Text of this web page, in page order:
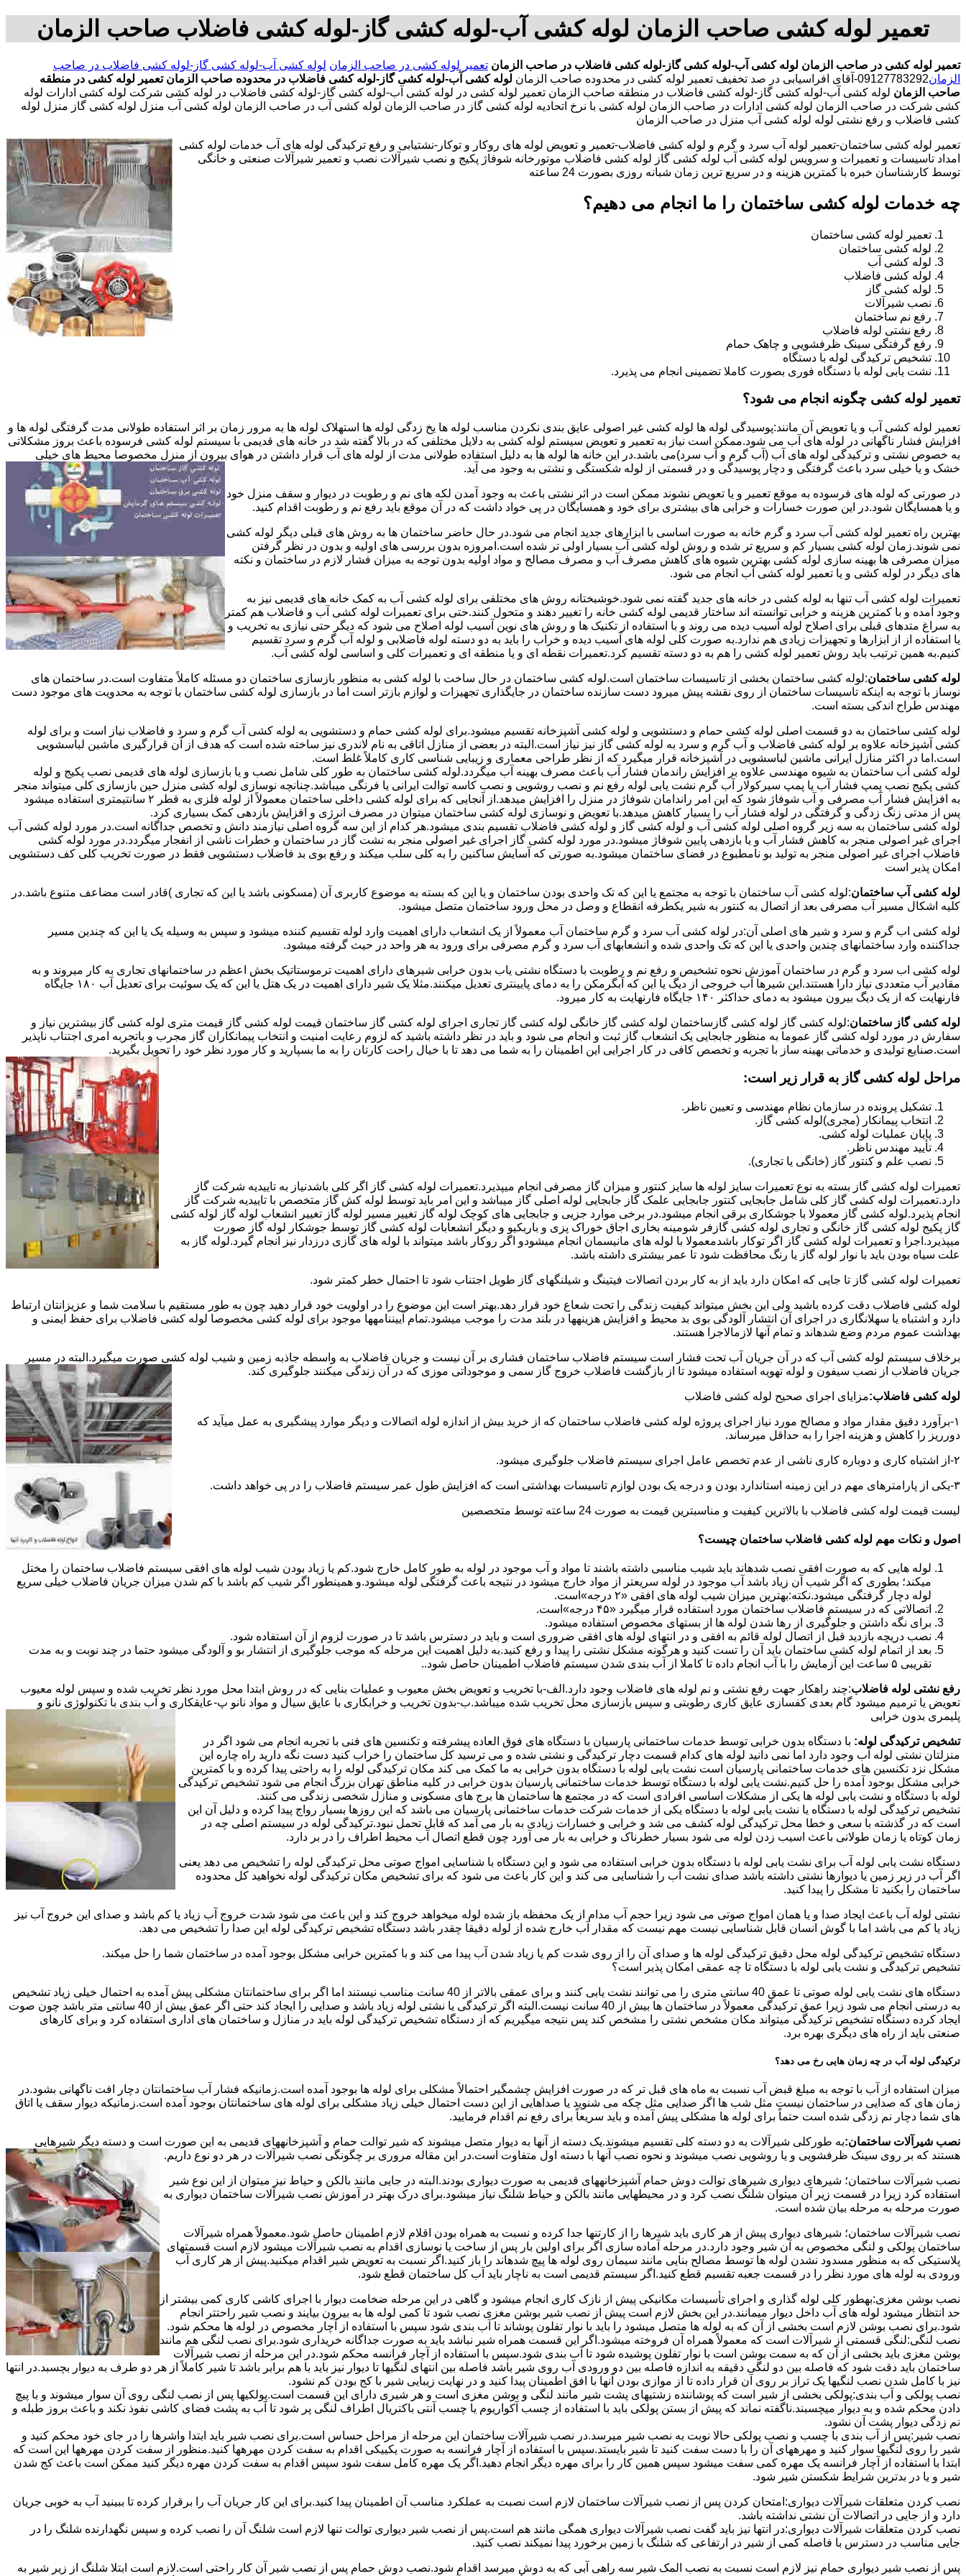
تعمیر لوله کشی صاحب الزمان لوله کشی آب-لوله کشی گاز-لوله کشی فاضلاب صاحب الزمان
تعمیر لوله کشی در صاحب الزمان لوله کشی آب-لوله کشی گاز-لوله کشی فاضلاب در صاحب الزمان تعمیر لوله کشی در صاحب الزمان لوله کشی آب-لوله کشی گاز-لوله کشی فاضلاب در صاحب
الزمان09127783292-آقای افراسیابی در صد تخفیف تعمیر لوله کشی در محدوده صاحب الزمان لوله کشی آب-لوله کشی گاز-لوله کشی فاضلاب در محدوده صاحب الزمان تعمیر لوله کشی در منطقه
صاحب الزمان لوله کشی آب-لوله کشی گاز-لوله کشی فاضلاب در منطقه صاحب الزمان تعمیر لوله کشی در لوله کشی آب-لوله کشی گاز-لوله کشی فاضلاب در لوله کشی شرکت لوله کشی ادارات لوله
کشی شرکت در صاحب الزمان لوله کشی ادارات در صاحب الزمان لوله کشی با نرخ اتحادیه لوله کشی گاز در صاحب الزمان لوله کشی آب در صاحب الزمان لوله کشی آب منزل لوله کشی گاز منزل لوله
کشی فاضلاب و رفع نشتی لوله لوله کشی آب منزل در صاحب الزمان
تعمیر لوله کشی ساختمان-تعمیر لوله آب سرد و گرم و لوله کشی فاضلاب-تعمیر و تعویض لوله های روکار و توکار-نشتیابی و رفع ترکیدگی لوله های آب خدمات لوله کشی
امداد تاسیسات و تعمیرات و سرویس لوله کشی آب لوله کشی گاز لوله کشی فاضلاب موتورخانه شوفاژ پکیج و نصب شیرآلات نصب و تعمیر شیرآلات صنعتی و خانگی
توسط کارشناسان خبره با کمترین هزینه و در سریع ترین زمان شبانه روزی بصورت 24 ساعته
چه خدمات لوله کشی ساختمان را ما انجام می دهیم؟
تعمیر لوله کشی ساختمان
لوله کشی ساختمان
لوله کشی آب
لوله کشی فاضلاب
لوله کشی گاز
نصب شیرآلات
رفع نم ساختمان
رفع نشتی لوله فاضلاب
رفع گرفتگی سینک ظرفشویی و چاهک حمام
تشخیص ترکیدگی لوله با دستگاه
نشت یابی لوله با دستگاه فوری بصورت کاملا تضمینی انجام می پذیرد.
تعمیر لوله کشی چگونه انجام می شود؟
تعمیر لوله کشی آب و یا تعویض آن مانند:پوسیدگی لوله ها لوله کشی غیر اصولی عایق بندی نکردن مناسب لوله ها یخ زدگی لوله ها استهلاک لوله ها به مرور زمان بر اثر استفاده طولانی مدت گرفتگی لوله ها و
افزایش فشار ناگهانی در لوله های آب می شود.ممکن است نیاز به تعمیر و تعویض سیستم لوله کشی به دلایل مختلفی که در بالا گفته شد در خانه های قدیمی با سیستم لوله کشی فرسوده باعث بروز مشکلاتی
به خصوص نشتی و ترکیدگی لوله های آب (آب گرم و آب سرد)می باشد.در این خانه ها لوله ها به دلیل استفاده طولانی مدت از لوله های آب قرار داشتن در هوای بیرون از منزل مخصوصا محیط های خیلی
خشک و یا خیلی سرد باعث گرفتگی و دچار پوسیدگی و در قسمتی از لوله شکستگی و نشتی به وجود می آید.
در صورتی که لوله های فرسوده به موقع تعمیر و یا تعویض نشوند ممکن است در اثر نشتی باعث به وجود آمدن لکه های نم و رطوبت در دیوار و سقف منزل خود
و یا همسایگان شود.در این صورت خسارات و خرابی های بیشتری برای خود و همسایگان در پی خواد داشت که در آن موقع باید رفع نم و رطوبت اقدام کنید.
بهترین راه تعمیر لوله کشی آب سرد و گرم خانه به صورت اساسی با ابزارهای جدید انجام می شود.در حال حاضر ساختمان ها به روش های قبلی دیگر لوله کشی
نمی شوند.زمان لوله کشی بسیار کم و سریع تر شده و روش لوله کشی آب بسیار اولی تر شده است.امروزه بدون بررسی های اولیه و بدون در نظر گرفتن
میزان مصرفی ها بهینه سازی لوله کشی بهترین شیوه های کاهش مصرف آب و مصرف مصالح و مواد اولیه بدون توجه به میزان فشار لازم در ساختمان و نکته
های دیگر در لوله کشی و یا تعمیر لوله کشی آب انجام می شود.
تعمیرات لوله کشی آب تنها به لوله کشی در خانه های جدید گفته نمی شود.خوشبختانه روش های مختلفی برای لوله کشی آب به کمک خانه های قدیمی نیز به
وجود آمده و با کمترین هزینه و خرابی توانسته اند ساختار قدیمی لوله کشی خانه را تغییر دهند و متحول کنند.حتی برای تعمیرات لوله کشی آب و فاضلاب هم کمتر
به سراغ متدهای قبلی برای اصلاح لوله آسیب دیده می روند و با استفاده از تکنیک ها و روش های نوین آسیب لوله اصلاح می شود که دیگر حتی نیازی به تخریب و
یا استفاده از از ابزارها و تجهیزات زیادی هم ندارد.به صورت کلی لوله های آسیب دیده و خراب را باید به دو دسته لوله فاضلابی و لوله آب گرم و سرد تقسیم
کنیم.به همین ترتیب باید روش تعمیر لوله کشی را هم به دو دسته تقسیم کرد.تعمیرات نقطه ای و یا منطقه ای و تعمیرات کلی و اساسی لوله کشی آب.
لوله کشی ساختمان:لوله کشی ساختمان بخشی از تاسیسات ساختمان است.لوله کشی ساختمان در حال ساخت با لوله کشی به منظور بازسازی ساختمان دو مسئله کاملاً متفاوت است.در ساختمان های
نوساز با توجه به اینکه تاسیسات ساختمان از روی نقشه پیش میرود دست سازنده ساختمان در جایگذاری تجهیزات و لوازم بازتر است اما در بازسازی لوله کشی ساختمان با توجه به محدویت های موجود دست
مهندس طراح اندکی بسته است.
لوله کشی ساختمان به دو قسمت اصلی لوله کشی حمام و دستشویی و لوله کشی آشپزخانه تقسیم میشود.برای لوله کشی حمام و دستشویی به لوله کشی آب گرم و سرد و فاضلاب نیاز است و برای لوله
کشی آشپزخانه علاوه بر لوله کشی فاضلاب و آب گرم و سرد به لوله کشی گاز نیز نیاز است.البته در بعضی از منازل اتاقی به نام لاندری نیز ساخته شده است که هدف از آن قرارگیری ماشین لباسشویی
است.اما در اکثر منازل ایرانی ماشین لباسشویی در آشپزخانه قرار میگیرد که از نظر طراحی معماری و زیبایی شناسی کاری کاملاً غلط است.
لوله کشی آب ساختمان به شیوه مهندسی علاوه بر افزایش راندمان فشار آب باعث مصرف بهینه آب میگردد.لوله کشی ساختمان به طور کلی شامل نصب و یا بازسازی لوله های قدیمی نصب پکیج و لوله
کشی پکیج نصب پمپ فشار آب یا پمپ سیرکولار آب گرم نشت یابی لوله رفع نم و نصب روشویی و نصب کاسه توالت ایرانی یا فرنگی میباشد.چنانچه نوسازی لوله کشی منزل حین بازسازی کلی میتواند منجر
به افزایش فشار آب مصرفی و آب شوفاژ شود که این امر راندامان شوفاژ در منزل را افزایش میدهد.از آنجایی که برای لوله کشی داخلی ساختمان معمولاً از لوله فلزی به قطر ۲ سانتیمتری استفاده میشود
پس از مدتی زنگ زدگی و گرفتگی در لوله فشار آب را بسیار کاهش میدهد.با تعویض و نوسازی لوله کشی ساختمان میتوان در مصرف انرژی و افزایش بازدهی کمک بسیاری کرد.
لوله کشی ساختمان به سه زیر گروه اصلی لوله کشی آب و لوله کشی گاز و لوله کشی فاضلاب تقسیم بندی میشود.هر کدام از این سه گروه اصلی نیازمند دانش و تخصص جداگانه است.در مورد لوله کشی آب
اجرای غیر اصولی منجر به کاهش فشار آب و یا بازدهی پایین شوفاژ میشود.در مورد لوله کشی گاز اجرای غیر اصولی منجر به نشت گاز در ساختمان و خطرات ناشی از انفجار میگردد.در مورد لوله کشی
فاضلاب اجرای غیر اصولی منجر به تولید بو نامطبوع در فضای ساختمان میشود.به صورتی که آسایش ساکنین را به کلی سلب میکند و رفع بوی بد فاضلاب دستشویی فقط در صورت تخریب کلی کف دستشویی
امکان پذیر است
لوله کشی آب ساختمان:لوله کشی آب ساختمان با توجه به مجتمع یا این که تک واحدی بودن ساختمان و یا این که بسته به موضوع کاربری آن (مسکونی باشد یا این که تجاری )قادر است مضاعف متنوع باشد.در
کلیه اشکال مسیر آب مصرفی بعد از اتصال به کنتور به شیر یکطرفه انقطاع و وصل در محل ورود ساختمان متصل میشود.
لوله کشی اب گرم و سرد و شیر های اصلی آن:در لوله کشی آب سرد و گرم ساختمان آب معمولاً از یک انشعاب دارای اهمیت وارد لوله تقسیم کننده میشود و سپس به وسیله یک یا این که چندین مسیر
جداکننده وارد ساختمانهای چندین واحدی یا این که تک واحدی شده و انشعابهای آب سرد و گرم مصرفی برای ورود به هر واحد در حیث گرفته میشود.
لوله کشی اب سرد و گرم در ساختمان آموزش نحوه تشخیص و رفع نم و رطوبت با دستگاه نشتی یاب بدون خرابی شیرهای دارای اهمیت ترموستاتیک بخش اعظم در ساختمانهای تجاری به کار میروند و به
مقادیر آب متعددی نیاز دارا هستند.این شیرها آب خروجی از دیگ یا این که آبگرمکن را به دمای پایینتری تعدیل میکنند.مثلا یک شیر دارای اهمیت در یک هتل یا این که یک سوئیت برای تعدیل آب ۱۸۰ جایگاه
فارنهایت که از یک دیگ بیرون میشود به دمای حداکثر ۱۴۰ جایگاه فارنهایت به کار میرود.
لوله کشی گاز ساختمان:لوله کشی گاز لوله کشی گازساختمان لوله کشی گاز خانگی لوله کشی گاز تجاری اجرای لوله کشی گاز ساختمان قیمت لوله کشی گاز قیمت متری لوله کشی گاز بیشترین نیاز و
سفارش در مورد لوله کشی گاز عموما به منظور جابجایی یک انشعاب گاز ثبت و انجام می شود و باید در نظر داشته باشید که لزوم رعایت امنیت و انتخاب پیمانکاران گاز مجرب و باتجربه امری اجتناب ناپذیر
است.صنایع تولیدی و خدماتی بهینه ساز با تجربه و تخصص کافی در کار اجرایی این اطمینان را به شما می دهد تا با خیال راحت کارتان را به ما بسپارید و کار مورد نظر خود را تحویل بگیرید.
مراحل لوله کشی گاز به قرار زیر است:
تشکیل پرونده در سازمان نظام مهندسی و تعیین ناظر.
انتخاب پیمانکار (مجری)لوله کشی گاز.
پایان عملیات لوله کشی.
تأیید مهندس ناظر.
نصب علم و کنتور گاز (خانگی یا تجاری).
تعمیرات لوله کشی گاز بسته به نوع تعمیرات سایز لوله ها سایز کنتور و میزان گاز مصرفی انجام میپذیرد.تعمیرات لوله کشی گاز اگر کلی باشدنیاز به تاییدیه شرکت گاز
دارد.تعمیرات لوله کشی گاز کلی شامل جابجایی کنتور جابجایی علمک گاز جابجایی لوله اصلی گاز میباشد و این امر باید توسط لوله کش گاز متخصص با تاییدیه شرکت گاز
انجام پذیرد.لوله کشی گاز معمولا با جوشکاری برقی انجام میشود.در برخی موارد جزیی و جابجایی های کوچک لوله گاز تغییر مسیر لوله گاز تغییر انشعاب لوله گاز لوله کشی
گاز پکیج لوله کشی گاز خانگی و تجاری لوله کشی گازفر شومینه بخاری اجاق خوراک پزی و باربکیو و دیگر انشعابات لوله کشی گاز توسط جوشکار لوله گاز صورت
میپذیرد.اجرا و تعمیرات لوله کشی گاز اگر توکار باشدمعمولا با لوله های مانیسمان انجام میشودو اگر روکار باشد میتواند با لوله های گازی درزدار نیز انجام گیرد.لوله گاز به
علت سیاه بودن باید با نوار لوله گاز یا رنگ محافظت شود تا عمر بیشتری داشته باشد.
تعمیرات لوله کشی گاز تا جایی که امکان دارد باید از به کار بردن اتصالات فیتینگ و شیلنگهای گاز طویل اجتناب شود تا احتمال خطر کمتر شود.
لوله کشی فاضلاب دقت کرده باشید ولی این بخش میتواند کیفیت زندگی را تحت شعاع خود قرار دهد.بهتر است این موضوع را در اولویت خود قرار دهید چون به طور مستقیم با سلامت شما و عزیزانتان ارتباط
دارد و اشتباه یا سهلانگاری در اجرای آن انتشار آلودگی بوی بد محیط و افزایش هزینهها در بلند مدت را موجب میشود.تمام آییننامهها موجود برای لوله کشی مخصوصا لوله کشی فاضلاب برای حفظ ایمنی و
بهداشت عموم مردم وضع شدهاند و تمام آنها لازمالاجرا هستند.
برخلاف سیستم لوله کشی آب که در آن جریان آب تحت فشار است سیستم فاضلاب ساختمان فشاری بر آن نیست و جریان فاضلاب به واسطه جاذبه زمین و شیب لوله کشی صورت میگیرد.البته در مسیر
جریان فاضلاب از نصب سیفون و لوله تهویه استفاده میشود تا از بازگشت فاضلاب خروج گاز سمی و موجوداتی موزی که در آن زندگی میکنند جلوگیری کند.
لوله کشی فاضلاب:مزایای اجرای صحیح لوله کشی فاضلاب
۱-برآورد دقیق مقدار مواد و مصالح مورد نیاز اجرای پروژه لوله کشی فاضلاب ساختمان که از خرید بیش از اندازه لوله اتصالات و دیگر موارد پیشگیری به عمل میآید که
دورریز را کاهش و هزینه اجرا را به حداقل میرساند.
۲-از اشتباه کاری و دوباره کاری ناشی از عدم تخصص عامل اجرای سیستم فاضلاب جلوگیری میشود.
۳-یکی از پارامترهای مهم در این زمینه استاندارد بودن و درجه یک بودن لوازم تاسیسات بهداشتی است که افزایش طول عمر سیستم فاضلاب را در پی خواهد داشت.
لیست قیمت لوله کشی فاضلاب با بالاترین کیفیت و مناسبترین قیمت به صورت 24 ساعته توسط متخصصین
اصول و نکات مهم لوله کشی فاضلاب ساختمان چیست؟
لوله هایی که به صورت افقی نصب شدهاند باید شیب مناسبی داشته باشند تا مواد و آب موجود در لوله به طور کامل خارج شود.کم یا زیاد بودن شیب لوله های افقی سیستم فاضلاب ساختمان را مختل
میکند؛ بطوری که اگر شیب آن زیاد باشد آب موجود در لوله سریعتر از مواد خارج میشود در نتیجه باعث گرفتگی لوله میشود.و همینطور اگر شیب کم باشد با کم شدن میزان جریان فاضلاب خیلی سریع
لوله دچار گرفتگی میشود.نکته:بهترین میزان شیب لوله های افقی «۲ درجه»است.
اتصالاتی که در سیستم فاضلاب ساختمان مورد استفاده قرار میگیرد «۴۵ درجه»است.
برای نگه داشتن و جلوگیری از رها شدن لوله ها از بستهای مخصوص استفاده میشود.
نصب دریچه بازدید قبل از اتصال لوله قائم به افقی و در انتهای لوله های افقی ضروری است و باید در دسترس باشد تا در صورت لزوم از آن استفاده شود.
بعد از اتمام لوله کشی ساختمان باید آن را تست کنید و هرگونه مشکل نشتی را پیدا و رفع کنید.به دلیل اهمیت این مرحله که موجب جلوگیری از انتشار بو و آلودگی میشود حتما در چند نوبت و به مدت
تقریبی ۵ ساعت این آزمایش را با آب انجام داده تا کاملا از آب بندی شدن سیستم فاضلاب اطمینان حاصل شود..
رفع نشتی لوله فاضلاب:چند راهکار جهت رفع نشتی و نم لوله های فاضلاب وجود دارد.الف-با تخریب و تعویض بخش معیوب و عملیات بنایی که در روش ابتدا محل مورد نظر تخریب شده و سپس لوله معیوب
تعویض یا ترمیم میشود گام بعدی کفسازی عایق کاری رطوبتی و سپس بازسازی محل تخریب شده میباشد.ب-بدون تخریب و خرابکاری با عایق سیال و مواد نانو پ-عایقکاری و آب بندی با تکنولوژی نانو و
پلیمری بدون خرابی
تشخیص ترکیدگی لوله: با دستگاه بدون خرابی توسط خدمات ساختمانی پارسیان با دستگاه های فوق العاده پیشرفته و تکنسین های فنی با تجربه انجام می شود اگر در
منزلتان نشتی لوله آب وجود دارد اما نمی دانید لوله های کدام قسمت دچار ترکیدگی و نشتی شده و می ترسید کل ساختمان را خراب کنید دست نگه دارید راه چاره این
مشکل نزد تکنسین های خدمات ساختمانی پارسیان است نشت یابی لوله با دستگاه بدون خرابی به ما کمک می کند مکان ترکیدگی لوله را به راحتی پیدا کرده و با کمترین
خرابی مشکل بوجود آمده را حل کنیم.نشت یابی لوله با دستگاه توسط خدمات ساختمانی پارسیان بدون خرابی در کلیه مناطق تهران بزرگ انجام می شود تشخیص ترکیدگی
لوله با دستگاه و نشت یابی لوله ها یکی از مشکلات اساسی افرادی است که در مجتمع ها ساختمان ها برج های مسکونی و منازل شخصی زندگی می کنند.
تشخیص ترکیدگی لوله با دستگاه یا نشت یابی لوله با دستگاه یکی از خدمات شرکت خدمات ساختمانی پارسیان می باشد که این روزها بسیار رواج پیدا کرده و دلیل آن این
است که در گذشته با سعی و خطا محل ترکیدگی لوله کشف می شد و خرابی و خسارات زیادی به بار می آمد که قابل تحمل نبود.ترکیدگی لوله در سیستم اصلی چه در
زمان کوتاه یا زمان طولانی باعث اسیب زدن لوله می شود بسیار خطرناک و خرابی به بار می آورد چون قطع اتصال آب محیط اطراف را در بر دارد.
دستگاه نشت یابی لوله آب برای نشت یابی لوله با دستگاه بدون خرابی استفاده می شود و این دستگاه با شناسایی امواج صوتی محل ترکیدگی لوله را تشخیص می دهد یعنی
اگر آب در زیر زمین یا دیوارها نشتی داشته باشد صدای نشت آب را شناسایی می کند و این کار باعث می شود که برای تشخیص مکان ترکیدگی لوله نخواهید کل محدوده
ساختمان را بکنید تا مشکل را پیدا کنید.
نشتی لوله آب باعث ایجاد صدا و یا همان امواج صوتی می شود زیرا حجم آب مدام از یک محفظه باز شده لوله میخواهد خروج کند و این باعث می شود شدت خروج آب زیاد یا کم باشد و صدای این خروج آب نیز
زیاد یا کم می باشد اما با گوش انسان قابل شناسایی نیست مهم نیست که مقدار آب خارج شده از لوله دقیقا چقدر باشد دستگاه تشخیص ترکیدگی لوله این صدا را تشخیص می دهد.
دستگاه تشخیص ترکیدگی لوله محل دقیق ترکیدگی لوله ها و صدای آن را از روی شدت کم یا زیاد شدن آب پیدا می کند و با کمترین خرابی مشکل بوجود آمده در ساختمان شما را حل میکند.
تشخیص ترکیدگی و نشت یابی لوله با دستگاه تا چه عمقی امکان پذیر است؟
دستگاه های نشت یابی لوله صوتی تا عمق 40 سانتی متری را می توانند نشت یابی کنند و برای عمقی بالاتر از 40 سانت مناسب نیستند اما اگر برای ساختمانتان مشکلی پیش آمده به احتمال خیلی زیاد تشخیص
به درستی انجام می شود زیرا عمق ترکیدگی معمولاً در ساختمان ها بیش از 40 سانت نیست.البته اگر ترکیدگی یا نشتی لوله زیاد باشد و صدایی را ایجاد کند حتی اگر عمق بیش از 40 سانتی متر باشد چون صوت
ایجاد کرده دستگاه تشخیص ترکیدگی میتواند مکان مشخص نشتی را مشخص کند پس نتیجه میگیریم که از دستگاه تشخیص ترکیدگی لوله باید در منازل و ساختمان های اداری استفاده کرد و برای کارهای
صنعتی باید از راه های دیگری بهره برد.
ترکیدگی لوله آب در چه زمان هایی رخ می دهد؟
میزان استفاده از آب با توجه به مبلغ قبض آب نسبت به ماه های قبل تر که در صورت افزایش چشمگیر احتمالاً مشکلی برای لوله ها بوجود آمده است.زمانیکه فشار آب ساختمانتان دچار افت ناگهانی بشود.در
زمان های که صدایی در ساختمان نیست مثل شب ها اگر صدایی مثل چکه می شنوید یا صداهایی از این دست احتمال خیلی زیاد مشکلی برای لوله های ساختمانتان بوجود آمده است.زمانیکه دیوار سقف یا اتاق
های شما دچار نم زدگی شده است حتماً برای لوله ها مشکلی پیش آمده و باید سریعاً برای رفع نم اقدام فرمایید.
نصب شیرآلات ساختمان:به طورکلی شیرآلات به دو دسته کلی تقسیم میشوند.یک دسته از آنها به دیوار متصل میشوند که شیر توالت حمام و آشپزخانههای قدیمی به این صورت است و دسته دیگر شیرهایی
هستند که بر روی سینک ظرفشویی و یا روشویی نصب میشوند و نحوه نصب آنها با دسته اول متفاوت است.در این مقاله مروری بر چگونگی نصب شیرآلات در هر دو نوع داریم.
نصب شیرآلات ساختمان؛ شیرهای دیواری شیرهای توالت دوش حمام آشپزخانههای قدیمی به صورت دیواری بودند.البته در جایی مانند بالکن و حیاط نیز میتوان از این نوع شیر
استفاده کرد زیرا در قسمت زیر آن میتوان شلنگ نصب کرد و در محیطهایی مانند بالکن و حیاط شلنگ نیاز میشود.برای درک بهتر در آموزش نصب شیرآلات ساختمان دیواری به
صورت مرحله به مرحله بیان شده است.
نصب شیرآلات ساختمان؛ شیرهای دیواری پیش از هر کاری باید شیرها را از کارتنها جدا کرده و نسبت به همراه بودن اقلام لازم اطمینان حاصل شود.معمولاً همراه شیرآلات
ساختمان پولکی و لنگی مخصوص به آن شیر وجود دارد.در مرحله آماده سازی اگر برای اولین بار پس از ساخت یا نوسازی اقدام به نصب شیرآلات میشود لازم است قسمتهای
پلاستیکی که به منظور مسدود نشدن لوله ها توسط مصالح بنایی مانند سیمان روی لوله ها پیچ شدهاند را باز کنید.اگر نسبت به تعویض شیر اقدام میکنید.پیش از هر کاری آب
ورودی به لوله های مورد نظر را در قسمت جعبه تقسیم قطع کنید.اگر سیستم قدیمی است به ناچار باید آب کل ساختمان قطع شود.
نصب بوشن مغزی:بهطور کلی لوله گذاری و اجرای تأسیسات مکانیکی پیش از نازک کاری انجام میشود و گاهی در این مرحله ضخامت دیوار با اجرای کاشی کاری کمی بیشتر از
حد انتظار میشود لوله های آب داخل دیوار میمانند.در این بخش لازم است پیش از نصب شیر بوشن مغزی نصب شود تا کمی لوله ها به بیرون بیایند و نصب شیر راحتتر انجام
شود.برای نصب بوشن لازم است بخشی از آن که به لوله ها متصل میشود را باید با نوار تفلون پوشاند تا آب بندی شود سپس با استفاده از آچار مخصوص در لوله ها محکم شود.
نصب لنگی:لنگی قسمتی از شیرآلات است که معمولاً همراه آن فروخته میشود.اگر این قسمت همراه شیر نباشد باید به صورت جداگانه خریداری شود.برای نصب لنگی هم مانند
بوشن مغزی باید بخشی از آن که به سمت بوشن است با نوار تفلون پوشیده شود تا آب بندی شود.سپس با استفاده از آچار فرانسه محکم شود.در این مرحله از نصب شیرآلات
ساختمان باید دقت شود که فاصله بین دو لنگی دقیقه به اندازه فاصله بین دو ورودی آب روی شیر باشد فاصله بین انتهای لنگیها تا دیوار نیز باید با هم برابر باشد تا شیر کاملاً از هر دو طرف به دیوار بچسبد.در انتها
نیز با کامل شدن نصب لنگیها یک تراز بر روی آن قرار داده تا از موازی بودن آنها با افق اطمینان پیدا کنید و در نهایت زیبایی شیر با کج بودن کم نشود.
نصب پولکی و آب بندی:پولکی بخشی از شیر است که پوشاننده زشتیهای پشت شیر مانند لنگی و بوشن مغزی است و هر شیری دارای این قسمت است.پولکیها پس از نصب لنگی روی آن سوار میشوند و با پیچ
دادن محکم شده و به دیوار میچسبند.ناگفته نماند که پیش از بستن پولکی باید با استفاده از چسب آکواریوم یا چسب آنتی باکتریال اطراف لنگی پر شود تا آب به پشت فضای کاشی نفوذ نکند و باعث بروز طبله و
نم زدگی دیوار پشت آن نشود.
نصب شیر:پس از آب بندی با چسب و نصب پولکی حالا نوبت به نصب شیر میرسد.در نصب شیرآلات ساختمان این مرحله از مراحل حساس است.برای نصب شیر باید ابتدا واشرها را در جای خود محکم کنید و
شیر را روی لنگیها سوار کنید و مهرههای آن را با دست سفت کنید تا شیر بایستد.سپس با استفاده از آچار فرانسه به صورت یکییکی اقدام به سفت کردن مهرهها کنید.منظور از سفت کردن مهرهها این است که
ابتدا با استفاده از آچار فرانسه یک مهره کمی سفت میشود سپس همین کار را برای مهره دیگر انجام دهید.اگر یک مهره کامل سفت شود سپس اقدام به سفت کردن مهره دیگر کنید ممکن است باعث کج شدن
شیر و یا در بدترین شرایط شکستن شیر شود.
نصب کردن متعلقات شیرآلات دیواری:امتحان کردن پس از نصب شیرآلات ساختمان لازم است نصبت به عملکرد مناسب آن اطمینان پیدا کنید.برای این کار جریان آب را برقرار کرده تا ببینید آب به خوبی جریان
دارد و از جایی در اتصالات آن نشتی نداشته باشد.
نصب کردن متعلقات شیرآلات دیواری:در انتها نیز باید گفت نصب شیرآلات دیواری همگی مانند هم است.پس از نصب شیر دیواری توالت تنها لازم است شلنگ آن را نصب کرده و سپس نگهدارنده شلنگ را در
جایی مناسب در دسترس با فاصله کمی از شیر در ارتفاعی که شلنگ با زمین برخورد پیدا نمیکند نصب کنید.
پس از نصب شیر دیواری حمام نیز لازم است نسبت به نصب المک شیر سه راهی آبی که به دوش میرسد اقدام شود.نصب دوش حمام پس از نصب شیر آن کار راحتی است.لازم است ابتلا شلنگ از زیر شیر به